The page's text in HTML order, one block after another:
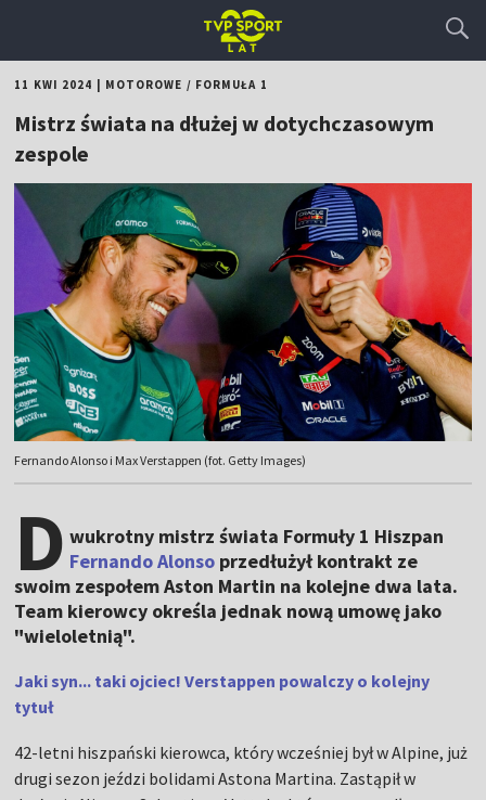
11 KWI 2024 MOTOROWE / FORMUŁA 1
Mistrz świata na dłużej w dotychczasowym
zespole
Fernando Alonso i Max Verstappen (fot. Getty Images)
D wukrotny mistrz świata Formuły 1 Hiszpan
Fernando Alonso przedłużył kontrakt ze
swoim zespołem Aston Martin na kolejne dwa lata.
Team kierowcy określa jednak nową umowę jako
"wieloletnią".
Jaki syn... taki ojciec! Verstappen powalczy o kolejny
tytuł
42-letni hiszpański kierowca, który wcześniej był w Alpine, już
drugi sezon jeździ bolidami Astona Martina. Zastąpił w